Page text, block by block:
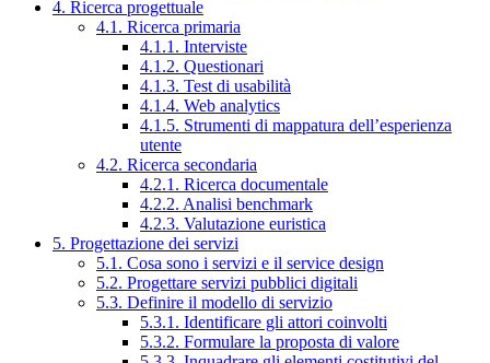
4. Ricerca progettuale
4.1. Ricerca primaria
4.1.1. Interviste
4.1.2. Questionari
4.1.3. Test di usabilità
4.1.4. Web analytics
4.1.5. Strumenti di mappatura dell’esperienza
utente
4.2. Ricerca secondaria
4.2.1. Ricerca documentale
4.2.2. Analisi benchmark
4.2.3. Valutazione euristica
5. Progettazione dei servizi
5.1. Cosa sono i servizi e il service design
5.2. Progettare servizi pubblici digitali
5.3. Definire il modello di servizio
5.3.1. Identificare gli attori coinvolti
5.3.2. Formulare la proposta di valore